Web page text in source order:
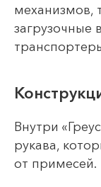
механизмов,
загрузочные
Внутри
рукава,
от примесей.